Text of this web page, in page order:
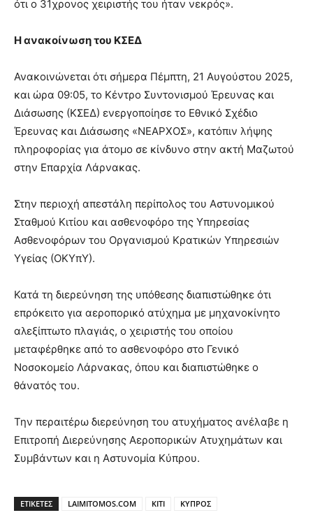
ότι ο 31χρονος χειριστής του ήταν νεκρός».
Η ανακοίνωση του ΚΣΕΔ
Ανακοινώνεται ότι σήμερα Πέμπτη, 21 Αυγούστου 2025,
και ώρα 09:05, το Κέντρο Συντονισμού Έρευνας και
Διάσωσης (ΚΣΕΔ) ενεργοποίησε το Εθνικό Σχέδιο
Έρευνας και Διάσωσης «ΝΕΑΡΧΟΣ», κατόπιν λήψης
πληροφορίας για άτομο σε κίνδυνο στην ακτή Μαζωτού
στην Επαρχία Λάρνακας.
Στην περιοχή απεστάλη περίπολος του Αστυνομικού
Σταθμού Κιτίου και ασθενοφόρο της Υπηρεσίας
Ασθενοφόρων του Οργανισμού Κρατικών Υπηρεσιών
Υγείας (ΟΚΥπΥ).
Κατά τη διερεύνηση της υπόθεσης διαπιστώθηκε ότι
επρόκειτο για αεροπορικό ατύχημα με μηχανοκίνητο
αλεξίπτωτο πλαγιάς, ο χειριστής του οποίου
μεταφέρθηκε από το ασθενοφόρο στο Γενικό
Νοσοκομείο Λάρνακας, όπου και διαπιστώθηκε ο
θάνατός του.
Την περαιτέρω διερεύνηση του ατυχήματος ανέλαβε η
Επιτροπή Διερεύνησης Αεροπορικών Ατυχημάτων και
Συμβάντων και η Αστυνομία Κύπρου.
ΕΤΙΚΕΤΕΣ LAIMITOMOS.COM ΚΙΤΙ ΚΥΠΡΟΣ